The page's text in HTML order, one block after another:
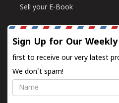
Sell your E-Book
Sign Up for Our
first to receive our very latest
We don't spam!
Name